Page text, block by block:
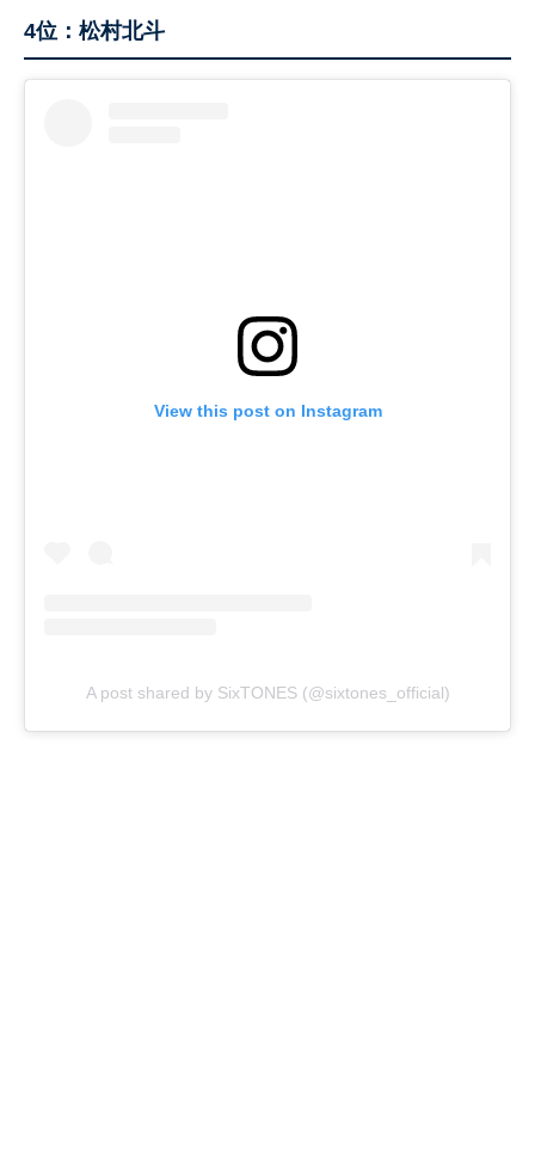
4位：松村北斗
View this post on Instagram
A post shared by SixTONES (@sixtones_official)